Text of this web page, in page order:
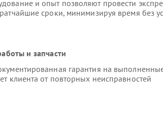
и опыт позволяют провести
сроки, минимизируя время без
и запчасти
гарантия на
клиента от повторных неисправностей